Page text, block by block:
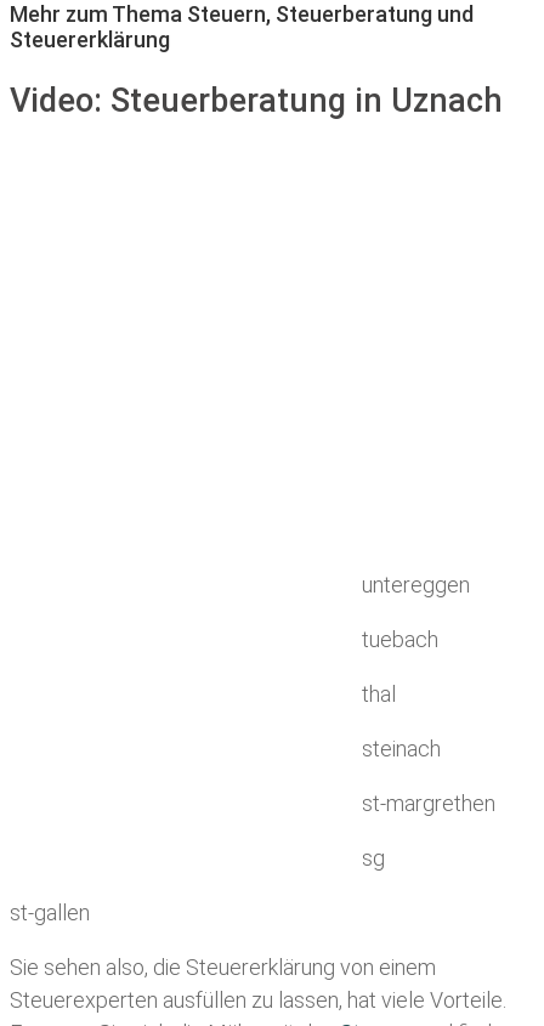
Mehr zum Thema Steuern, Steuerberatung und
Steuererklärung
Video: Steuerberatung in Uznach
untereggen
tuebach
thal
steinach
st-margrethen
sg
st-gallen
Sie sehen also, die Steuererklärung von einem
Steuerexperten ausfüllen zu lassen, hat viele Vorteile.